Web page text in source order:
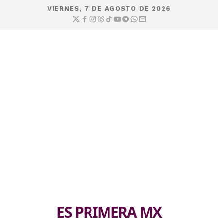
VIERNES, 7 DE AGOSTO DE 2026
ES PRIMERA MX